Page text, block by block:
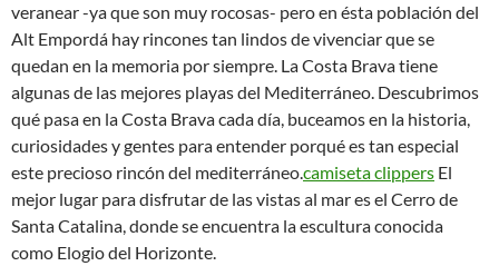
veranear -ya que son muy rocosas- pero en ésta población del
Alt Empordá hay rincones tan lindos de vivenciar que se
quedan en la memoria por siempre. La Costa Brava tiene
algunas de las mejores playas del Mediterráneo. Descubrimos
qué pasa en la Costa Brava cada día, buceamos en la historia,
curiosidades y gentes para entender porqué es tan especial
este precioso rincón del mediterráneo.camiseta clippers El
mejor lugar para disfrutar de las vistas al mar es el Cerro de
Santa Catalina, donde se encuentra la escultura conocida
como Elogio del Horizonte.